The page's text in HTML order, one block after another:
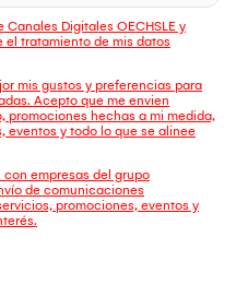
Digitales OECHSLE y
el tratamiento de mis datos
mis gustos y preferencias para
Acepto que me envien
promociones hechas a mi medida,
eventos y todo lo que se alinee
empresas del grupo
de comunicaciones
promociones, eventos y